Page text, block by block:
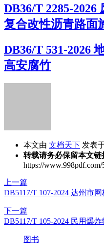
DB36/T 2285-2026
复合改性沥青路面
DB36/T 531-2026
高安腐竹
本文由 文档天下 发表
转载请务必保留本文链
https://www.998pdf.com/
上一篇
DB5117/T 107-2024 达州市
下一篇
DB5117/T 105-2024 民用爆
图书